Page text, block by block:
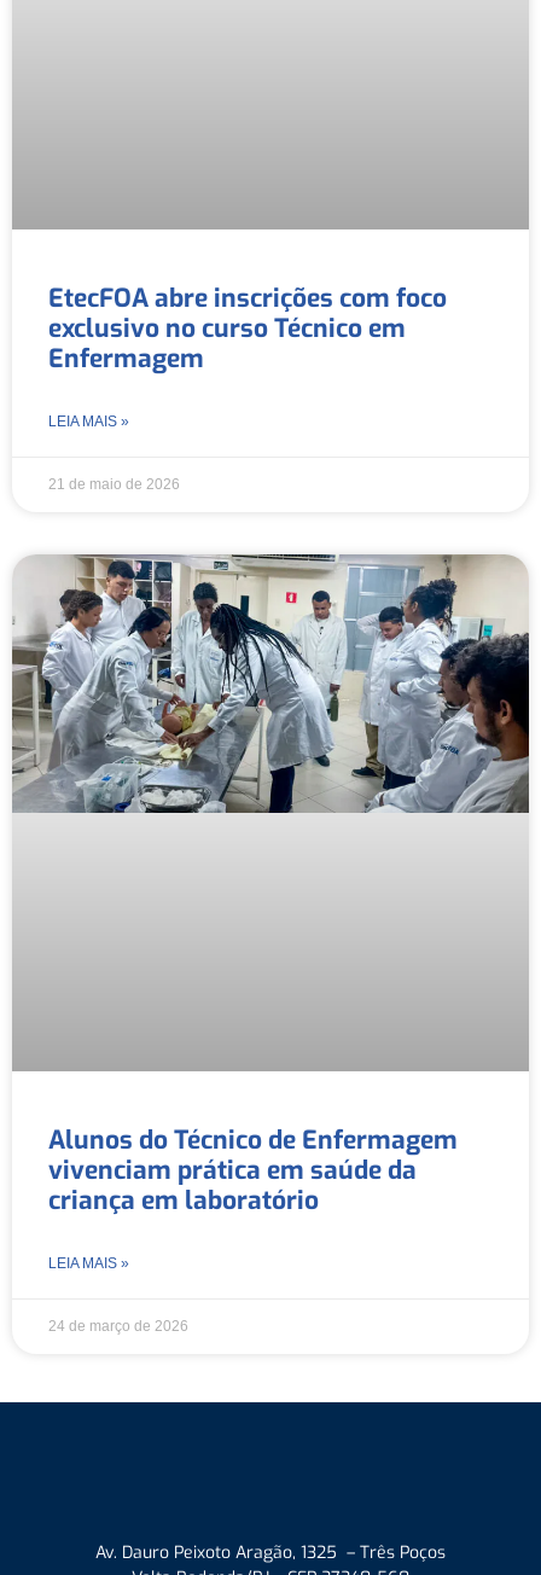
EtecFOA abre inscrições com foco
exclusivo no curso Técnico em
Enfermagem
LEIA MAIS »
21 de maio de 2026
Alunos do Técnico de Enfermagem
vivenciam prática em saúde da
criança em laboratório
LEIA MAIS »
24 de março de 2026
Av. Dauro Peixoto Aragão, 1325 – Três Poços